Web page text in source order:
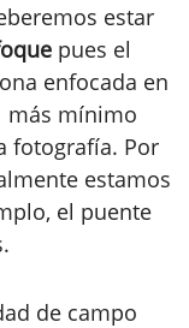
estar
pues el
enfocada en
más mínimo
fotografía. Por
estamos
el puente
de campo